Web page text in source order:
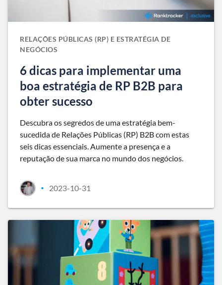
RELAÇÕES PÚBLICAS (RP) E ESTRATÉGIA DE
NEGÓCIOS
6 dicas para implementar uma
boa estratégia de RP B2B para
obter sucesso
Descubra os segredos de uma estratégia bem-
sucedida de Relações Públicas (RP) B2B com estas
seis dicas essenciais. Aumente a presença e a
reputação de sua marca no mundo dos negócios.
• 2023-10-31